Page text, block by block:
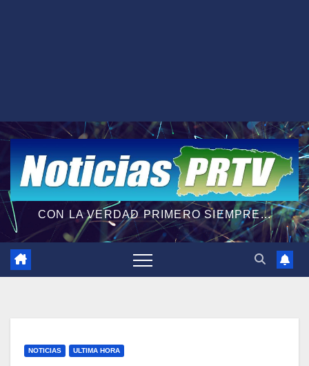
CON LA VERDAD PRIMERO SIEMPRE...
NOTICIAS ULTIMA HORA